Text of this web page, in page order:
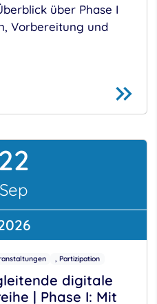
über Phase I
Vorbereitung und
22
Sep
digitale
| Phase I: Mit
Partizipation